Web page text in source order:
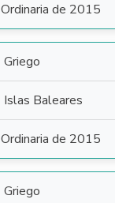
Ordinaria de 2015
Griego
Islas Baleares
Ordinaria de 2015
Griego